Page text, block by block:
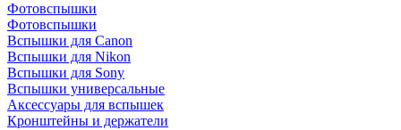
Фотовспышки
Фотовспышки
Вспышки для Canon
Вспышки для Nikon
Вспышки для Sony
Вспышки универсальные
Аксесcуары для вспышек
Кронштейны и держатели